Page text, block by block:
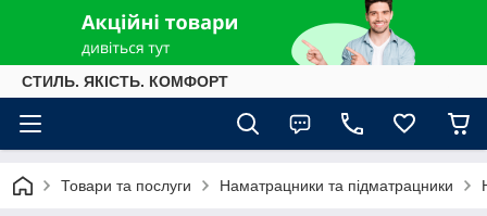
СТИЛЬ. ЯКІСТЬ. КОМФОРТ
Товари та послуги Наматрацники та підматрацники